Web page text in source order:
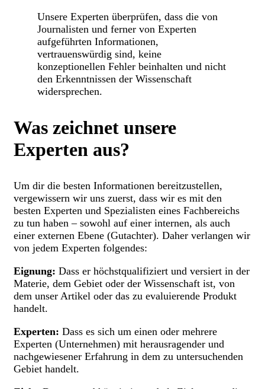
Unsere Experten überprüfen, dass die von
Journalisten und ferner von Experten
aufgeführten Informationen,
vertrauenswürdig sind, keine
konzeptionellen Fehler beinhalten und nicht
den Erkenntnissen der Wissenschaft
widersprechen.
Was zeichnet unsere
Experten aus?
Um dir die besten Informationen bereitzustellen,
vergewissern wir uns zuerst, dass wir es mit den
besten Experten und Spezialisten eines Fachbereichs
zu tun haben – sowohl auf einer internen, als auch
einer externen Ebene (Gutachter). Daher verlangen wir
von jedem Experten folgendes:
Eignung: Dass er höchstqualifiziert und versiert in der
Materie, dem Gebiet oder der Wissenschaft ist, von
dem unser Artikel oder das zu evaluierende Produkt
handelt.
Experten: Dass es sich um einen oder mehrere
Experten (Unternehmen) mit herausragender und
nachgewiesener Erfahrung in dem zu untersuchenden
Gebiet handelt.